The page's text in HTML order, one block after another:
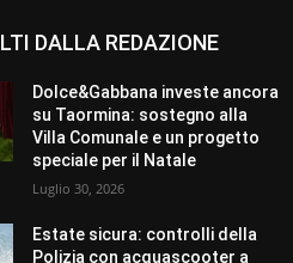
DALLA REDAZIONE
Dolce&Gabbana investe ancora
su Taormina: sostegno alla
Villa Comunale e un progetto
speciale per il Natale
Luglio 30, 2026
Estate sicura: controlli della
Polizia con acquascooter a